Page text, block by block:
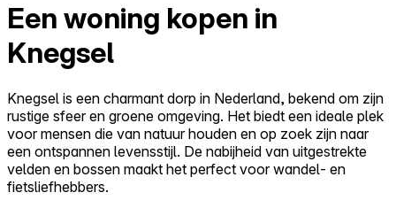
Een woning kopen in
Knegsel
Knegsel is een charmant dorp in Nederland, bekend om zijn
rustige sfeer en groene omgeving. Het biedt een ideale plek
voor mensen die van natuur houden en op zoek zijn naar
een ontspannen levensstijl. De nabijheid van uitgestrekte
velden en bossen maakt het perfect voor wandel- en
fietsliefhebbers.